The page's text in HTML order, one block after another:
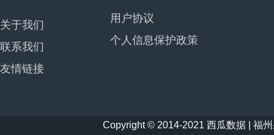
关于我们
联系我们
友情链接
用户协议
个人信息保护政策
Copyright © 2014-2021 西瓜数据 | 福